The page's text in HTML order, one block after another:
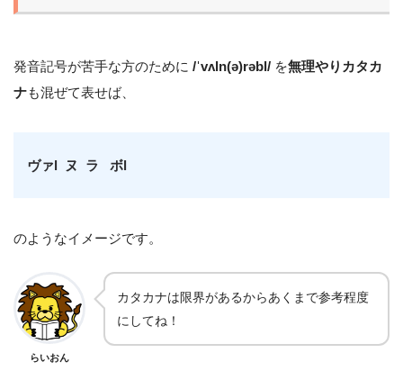
発音記号が苦手な方のために /ˈvʌln(ə)rəbl/ を無理やりカタカ
ナも混ぜて表せば、
ヴァl ヌ ラ ボl
のようなイメージです。
らいおん
カタカナは限界があるからあくまで参考程度
にしてね！